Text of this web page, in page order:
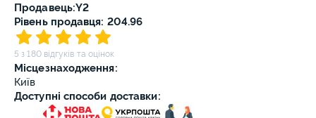
Продавець:Y2
Рівень продавця: 204.96
5 з 180 відгуків та оцінок
Місцезнаходження:
Київ
Доступні способи доставки: